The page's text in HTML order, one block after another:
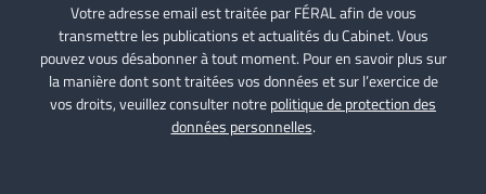
Votre adresse email est traitée par FÉRAL afin de vous
transmettre les publications et actualités du Cabinet. Vous
pouvez vous désabonner à tout moment. Pour en savoir plus sur
la manière dont sont traitées vos données et sur l’exercice de
vos droits, veuillez consulter notrepolitique de protection des
données personnelles.